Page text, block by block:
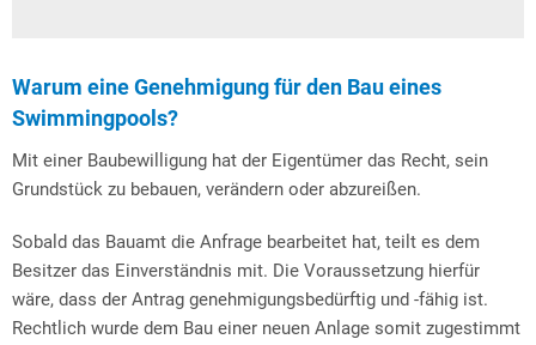
Warum eine Genehmigung für den Bau eines
Swimmingpools?
Mit einer Baubewilligung hat der Eigentümer das Recht, sein
Grundstück zu bebauen, verändern oder abzureißen.
Sobald das Bauamt die Anfrage bearbeitet hat, teilt es dem
Besitzer das Einverständnis mit. Die Voraussetzung hierfür
wäre, dass der Antrag genehmigungsbedürftig und -fähig ist.
Rechtlich wurde dem Bau einer neuen Anlage somit zugestimmt